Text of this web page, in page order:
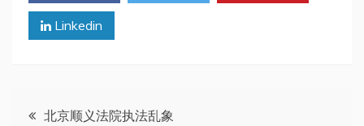
Linkedin
文 北京顺义法院执法乱象